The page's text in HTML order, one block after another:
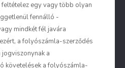
egy vagy több olyan
fennálló -
mindkét fél javára
a folyószámla-szerződés
a
követelések a folyószámla-